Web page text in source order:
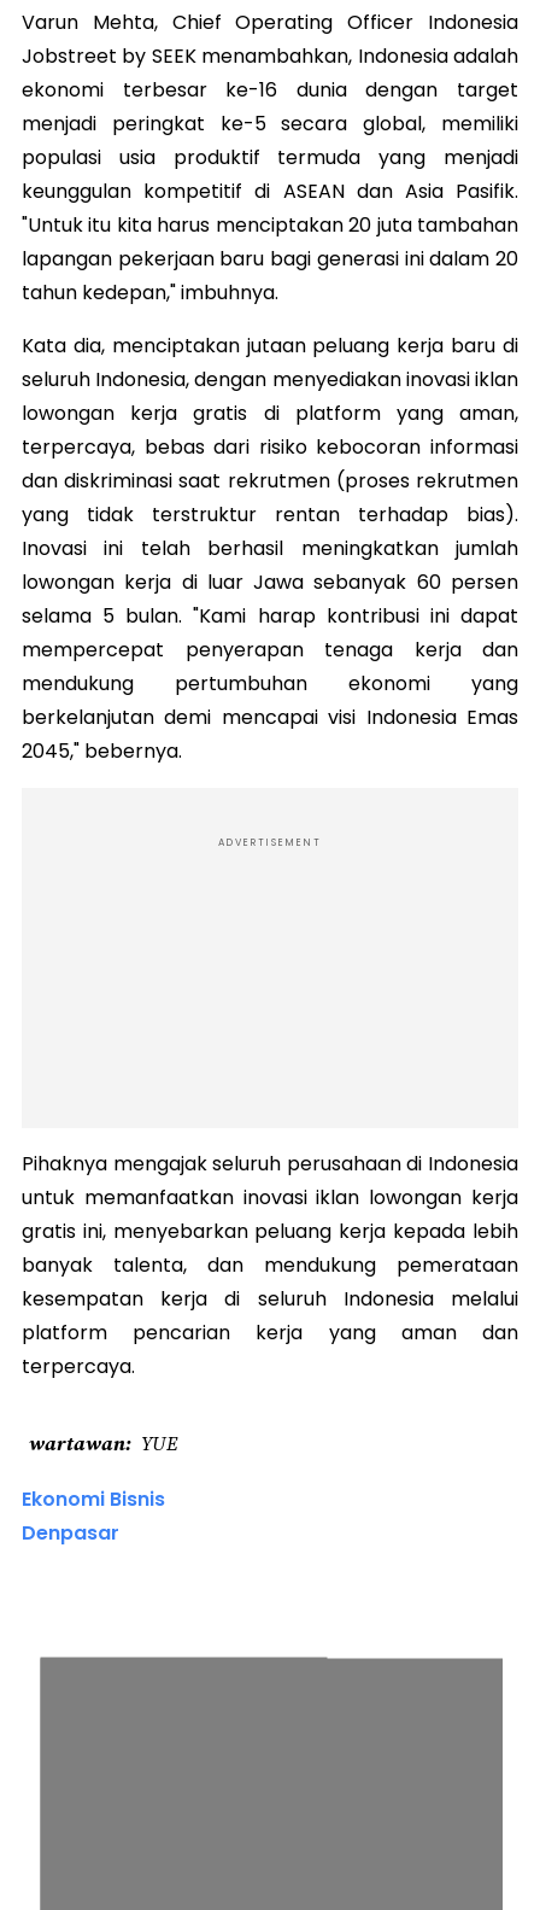
Varun Mehta, Chief Operating Officer Indonesia
Jobstreet by SEEK menambahkan, Indonesia adalah
ekonomi terbesar ke-16 dunia dengan target
menjadi peringkat ke-5 secara global, memiliki
populasi usia produktif termuda yang menjadi
keunggulan kompetitif di ASEAN dan Asia Pasifik.
"Untuk itu kita harus menciptakan 20 juta tambahan
lapangan pekerjaan baru bagi generasi ini dalam 20
tahun kedepan," imbuhnya.
Kata dia, menciptakan jutaan peluang kerja baru di
seluruh Indonesia, dengan menyediakan inovasi iklan
lowongan kerja gratis di platform yang aman,
terpercaya, bebas dari risiko kebocoran informasi
dan diskriminasi saat rekrutmen (proses rekrutmen
yang tidak terstruktur rentan terhadap bias).
Inovasi ini telah berhasil meningkatkan jumlah
lowongan kerja di luar Jawa sebanyak 60 persen
selama 5 bulan. "Kami harap kontribusi ini dapat
mempercepat penyerapan tenaga kerja dan
mendukung pertumbuhan ekonomi yang
berkelanjutan demi mencapai visi Indonesia Emas
2045," bebernya.
ADVERTISEMENT
Pihaknya mengajak seluruh perusahaan di Indonesia
untuk memanfaatkan inovasi iklan lowongan kerja
gratis ini, menyebarkan peluang kerja kepada lebih
banyak talenta, dan mendukung pemerataan
kesempatan kerja di seluruh Indonesia melalui
platform pencarian kerja yang aman dan
terpercaya.
wartawan YUE
Ekonomi Bisnis
Denpasar